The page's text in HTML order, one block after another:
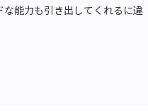
能力も引き出してくれるに違